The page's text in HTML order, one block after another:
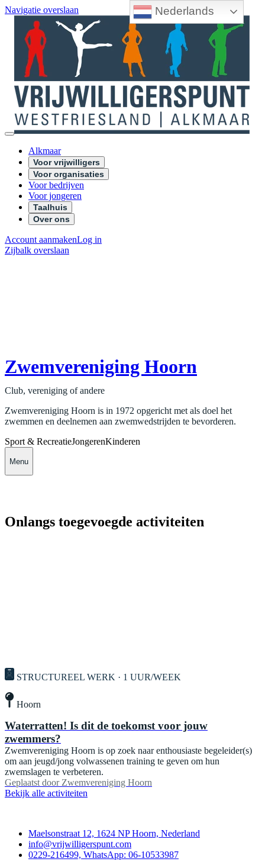
Nederlands
Navigatie overslaan
Alkmaar
Voor vrijwilligers
Voor organisaties
Voor bedrijven
Voor jongeren
Taalhuis
Over ons
Account aanmakenLog in
Zijbalk overslaan
Zwemvereniging Hoorn
Club, vereniging of andere
Zwemvereniging Hoorn is in 1972 opgericht met als doel het
zwemmen en deelnemen aan zwemwedstrijden te bevorderen.
Sport & RecreatieJongerenKinderen
Menu
Onlangs toegevoegde activiteiten
STRUCTUREEL WERK · 1 UUR/WEEK
Hoorn
Waterratten! Is dit de toekomst voor jouw
zwemmers?
Zwemvereniging Hoorn is op zoek naar enthousiaste begeleider(s)
om aan jeugd/jong volwassenen training te geven om hun
zwemslagen te verbeteren.
Geplaatst door Zwemvereniging Hoorn
Bekijk alle activiteiten
Maelsonstraat 12, 1624 NP Hoorn, Nederland
info@vrijwilligerspunt.com
0229-216499, WhatsApp: 06-10533987